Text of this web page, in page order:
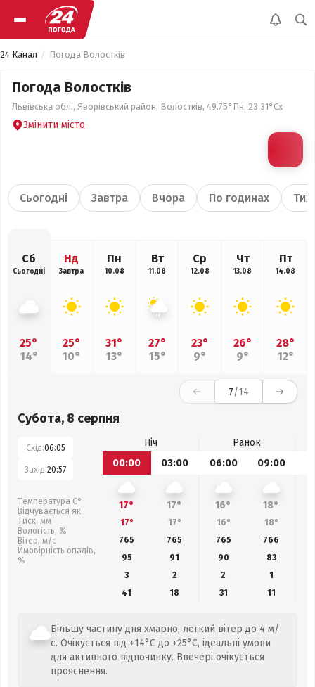
24 Канал Погода Волостків
Погода Волостків
Львівська обл., Яворівський район, Волостків, 49.75°Пн, 23.31°Сх
Змінити місто
Сьогодні Завтра Вчора По годинах
Сб
Сьогодні
25°
14°
Нд
Завтра
25°
10°
Пн
10.08
31°
13°
Вт
11.08
27°
15°
Ср
12.08
23°
9°
Чт
13.08
26°
9°
Пт
14.08
28°
12°
7/14
Субота, 8 серпня
Схід:06:05
Захід:20:57
Температура С°
Відчувається як
Тиск, мм
Вологість, %
Вітер, м/с
Ймовірність опадів,
%
Ніч
Ранок
00:00
03:00 06:00 09:00
17° 17° 16° 18°
17° 17° 16° 18°
765
765 765 766
95
91 90 83
3
2 2
1
41
18 31 11
Більшу частину дня хмарно, легкий вітер до 4 м/
с. Очікується від +14°C до +25°C, ідеальні умови
для активного відпочинку. Ввечері очікується
прояснення.